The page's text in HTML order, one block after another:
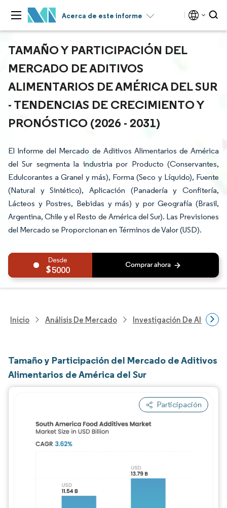
Acerca de este informe
TAMAÑO Y PARTICIPACIÓN DEL
MERCADO DE ADITIVOS
ALIMENTARIOS DE AMÉRICA DEL SUR
- TENDENCIAS DE CRECIMIENTO Y
PRONÓSTICO (2026 - 2031)
El Informe del Mercado de Aditivos Alimentarios de América
del Sur segmenta la industria por Producto (Conservantes,
Edulcorantes a Granel y más), Forma (Seco y Líquido), Fuente
(Natural y Sintético), Aplicación (Panadería y Confitería,
Lácteos y Postres, Bebidas y más) y por Geografía (Brasil,
Argentina, Chile y el Resto de América del Sur). Las Previsiones
del Mercado se Proporcionan en Términos de Valor (USD).
5000
Inicio Análisis De Mercado Investigación De
Tamaño y Participación del Mercado de Aditivos
Alimentarios de América del Sur
Participación